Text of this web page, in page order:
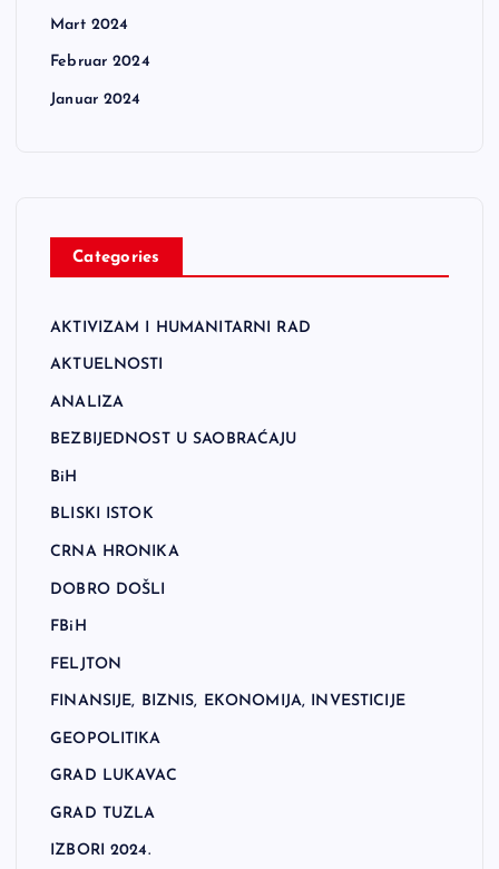
Mart 2024
Februar 2024
Januar 2024
Categories
AKTIVIZAM I HUMANITARNI RAD
AKTUELNOSTI
ANALIZA
BEZBIJEDNOST U SAOBRAĆAJU
BiH
BLISKI ISTOK
CRNA HRONIKA
DOBRO DOŠLI
FBiH
FELJTON
FINANSIJE, BIZNIS, EKONOMIJA, INVESTICIJE
GEOPOLITIKA
GRAD LUKAVAC
GRAD TUZLA
IZBORI 2024.